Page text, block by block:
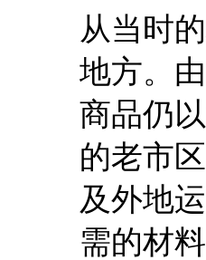
从当时
地方。
商品仍
的老市
及外地
需的材